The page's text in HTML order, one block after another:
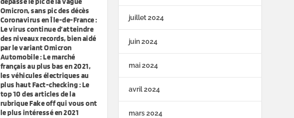
Omicron, sans pic des décès
Coronavirus en Île-de-France :
Le virus continue d’atteindre
des niveaux records, bien aidé
par le variant Omicron
Automobile : Le marché
français au plus bas en 2021,
les véhicules électriques au
plus haut Fact-checking : Le
top 10 des articles de la
rubrique Fake off qui vous ont
le plus intéressé en 2021
juillet 2024
juin 2024
mai 2024
avril 2024
mars 2024